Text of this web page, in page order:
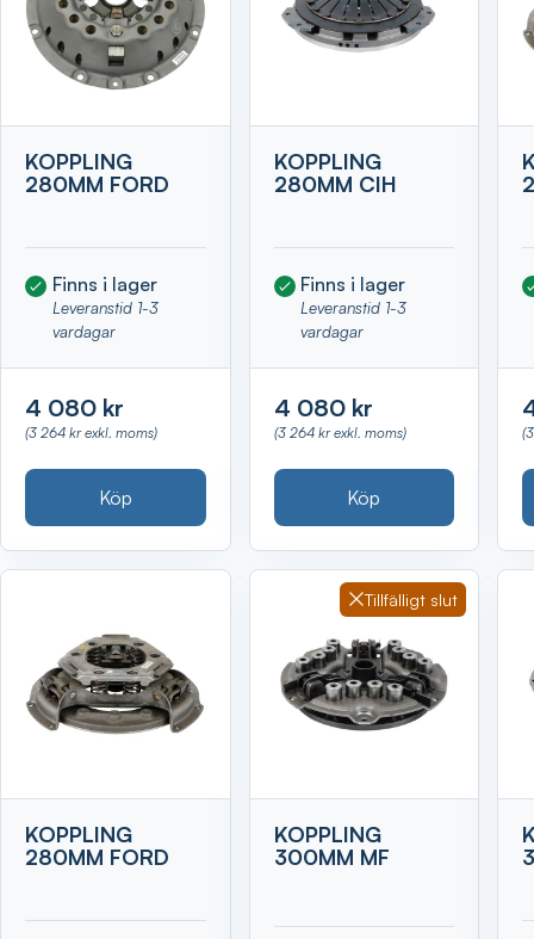
KOPPLING
280MM FORD
Finns i lager
Leveranstid 1-3
vardagar
4 080 kr
(3 264 kr exkl. moms)
Köp
KOPPLING
280MM CIH
Finns i lager
Leveranstid 1-3
vardagar
4 080 kr
(3 264 kr exkl. moms)
Köp
KOPPLING
280MM FORD
Tillfälligt slut
KOPPLING
300MM MF